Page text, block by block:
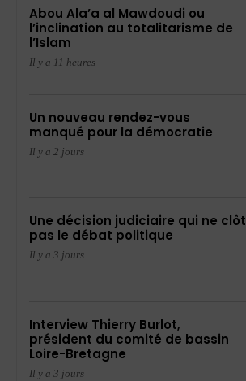
Abou Ala’a al Mawdoudi ou
l’inclination au totalitarisme de
l’Islam
Il y a 11 heures
Un nouveau rendez-vous
manqué pour la démocratie
Il y a 2 jours
Une décision judiciaire qui ne clôt
pas le débat politique
Il y a 3 jours
Interview Thierry Burlot,
président du comité de bassin
Loire-Bretagne
Il y a 3 jours